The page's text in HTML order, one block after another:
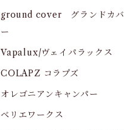
ground cover グランドカバ
ー
Vapalux/ヴェイパラックス
COLAPZ コラプズ
オレゴニアンキャンパー
ベリエワークス